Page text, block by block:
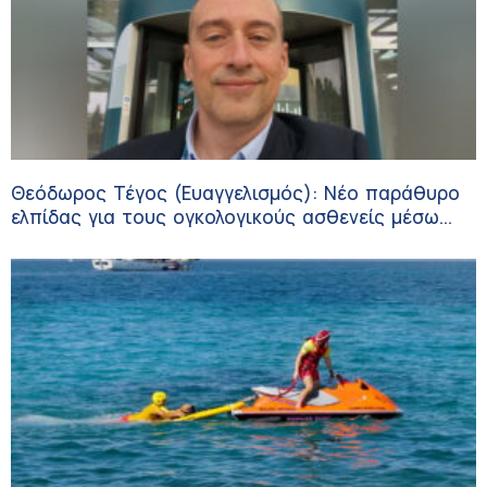
Θεόδωρος Τέγος (Ευαγγελισμός): Νέο παράθυρο
ελπίδας για τους ογκολογικούς ασθενείς μέσω